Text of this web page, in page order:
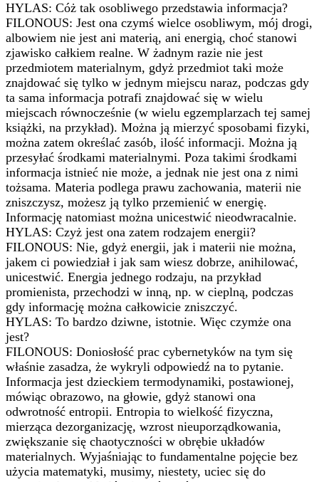
HYLAS: Cóż tak osobliwego przedstawia informacja?
FILONOUS: Jest ona czymś wielce osobliwym, mój drogi,
albowiem nie jest ani materią, ani energią, choć stanowi
zjawisko całkiem realne. W żadnym razie nie jest
przedmiotem materialnym, gdyż przedmiot taki może
znajdować się tylko w jednym miejscu naraz, podczas gdy
ta sama informacja potrafi znajdować się w wielu
miejscach równocześnie (w wielu egzemplarzach tej samej
książki, na przykład). Można ją mierzyć sposobami fizyki,
można zatem określać zasób, ilość informacji. Można ją
przesyłać środkami materialnymi. Poza takimi środkami
informacja istnieć nie może, a jednak nie jest ona z nimi
tożsama. Materia podlega prawu zachowania, materii nie
zniszczysz, możesz ją tylko przemienić w energię.
Informację natomiast można unicestwić nieodwracalnie.
HYLAS: Czyż jest ona zatem rodzajem energii?
FILONOUS: Nie, gdyż energii, jak i materii nie można,
jakem ci powiedział i jak sam wiesz dobrze, anihilować,
unicestwić. Energia jednego rodzaju, na przykład
promienista, przechodzi w inną, np. w cieplną, podczas
gdy informację można całkowicie zniszczyć.
HYLAS: To bardzo dziwne, istotnie. Więc czymże ona
jest?
FILONOUS: Doniosłość prac cybernetyków na tym się
właśnie zasadza, że wykryli odpowiedź na to pytanie.
Informacja jest dzieckiem termodynamiki, postawionej,
mówiąc obrazowo, na głowie, gdyż stanowi ona
odwrotność entropii. Entropia to wielkość fizyczna,
mierząca dezorganizację, wzrost nieuporządkowania,
zwiększanie się chaotyczności w obrębie układów
materialnych. Wyjaśniając to fundamentalne pojęcie bez
użycia matematyki, musimy, niestety, uciec się do